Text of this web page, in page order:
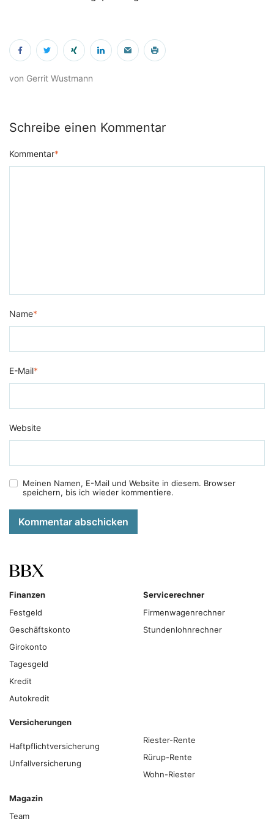
von Gerrit Wustmann
Schreibe einen Kommentar
Kommentar*
Name*
E-Mail*
Website
Meinen Namen, E-Mail und Website in diesem. Browser
speichern, bis ich wieder kommentiere.
Kommentar abschicken
Finanzen
Festgeld
Geschäftskonto
Girokonto
Tagesgeld
Kredit
Autokredit
Servicerechner
Firmenwagenrechner
Stundenlohnrechner
Versicherungen
Haftpflichtversicherung
Unfallversicherung
Riester-Rente
Rürup-Rente
Wohn-Riester
Magazin
Team